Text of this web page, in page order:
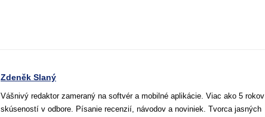
Zdeněk Slaný
Vášnivý redaktor zameraný na softvér a mobilné aplikácie. Viac ako 5 rokov
skúseností v odbore. Písanie recenzií, návodov a noviniek. Tvorca jasných